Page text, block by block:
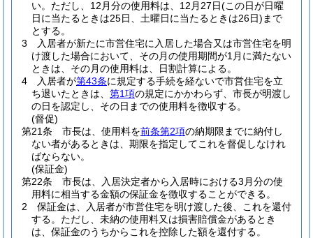
い。 ただし、12月分の使用料は、12月27日(この日が日曜
日に当たるときは25日、土曜日に当たるときは26日) まで
とする。
3
入居者が新たに市営住宅に入居した場合又は市営住宅を明
け渡した場合において、その月の使用期間が1月に満たない
ときは、その月の使用料は、日割計算による。
4
入居者が第43条に規定する手続を経ないで市営住宅を立
ち退いたときは、 第1項の規定にかかわらず、市長が明渡し
の日を認定し、その日までの使用料を徴収する。
(督促)
第21条
市長は、使用料を前条第2項の納期限までに納付し
ない者があるときは、期限を指定してこれを督促しなけれ
ばならない。
(保証金)
第22条
市長は、入居決定者から入居時における3月分の使
用料に相当する金額の保証金を徴収することができる。
2
保証金は、入居者が市営住宅を明け渡した後、これを還付
する。 ただし、未納の使用料又は損害賠償金があるとき
は、保証金のうちからこれを控除した額を還付する。